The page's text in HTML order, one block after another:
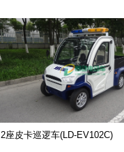
2座皮卡巡逻车(LD-EV102C)